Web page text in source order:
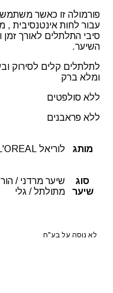
פורמולה זו כאשר
עבור לחות אינטנסיבית ,
סיבי התלתלים לאורך
השיער.
לתלתלים קלים לסירוק
ומלא ברק
ללא סולפטים
ללא פראבנים
מותג לוריאל L'OREAL
סוג
שיער
שיער מרדני /
מתולתל / גלי
לא נוסה על בע"ח